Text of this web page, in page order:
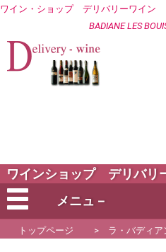
ワイン ・ショップ デリバリーワイン
BADIANE LES
ワインショップ デリバリ
メニュ－
会社
トップページ > ラ・バディ